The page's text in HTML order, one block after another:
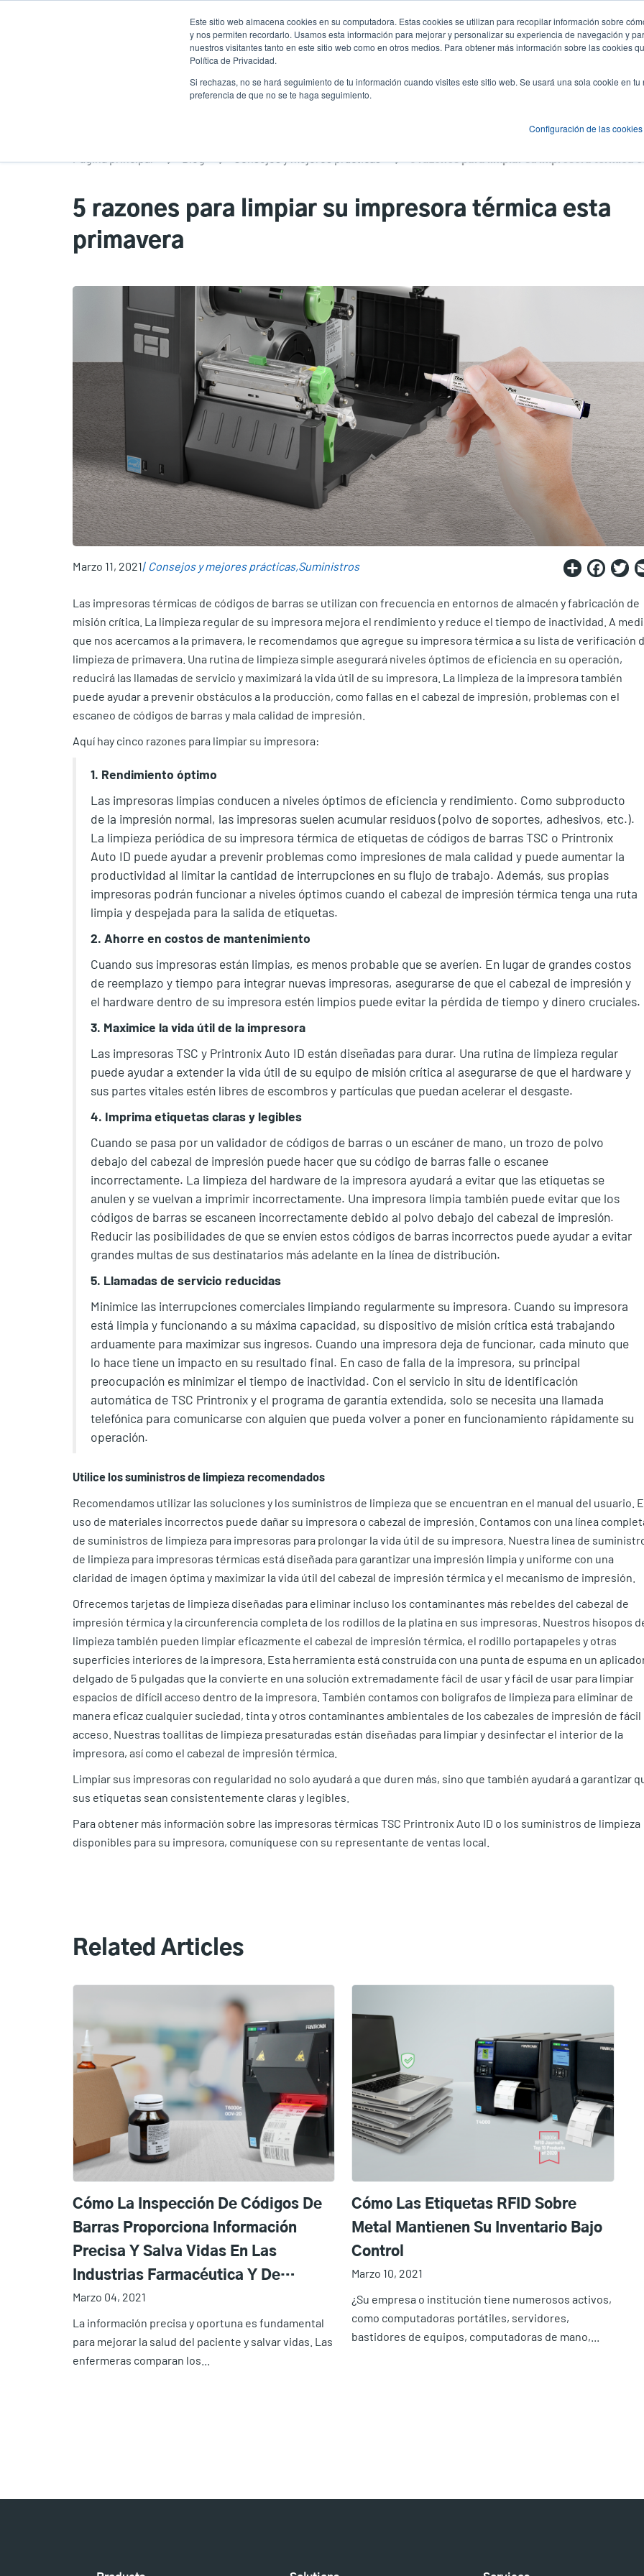
Este sitio web almacena cookies en su computadora. Estas cookies se utilizan para recopilar información sobre
y nos permiten recordarlo. Usamos esta información para mejorar y personalizar su experiencia de navegación y
nuestros visitantes tanto en este sitio web como en otros medios. Para obtener más información sobre las cookies
Política de Privacidad.
Si rechazas, no se hará seguimiento de tu información cuando visites este sitio web. Se usará una sola cookie en
preferencia de que no se te haga seguimiento.
Configuración de las cookies
User
Noticias y Eventos Empresa
Página principal Blog Consejos y mejores prácticas
5 razones para limpiar su impresora térmica esta
primavera
Marzo 11, 2021 Consejos y mejores prácticas Suministros Share
Las impresoras térmicas de códigos de barras se utilizan con frecuencia en entornos de almacén y fabricación de
misión crítica. La limpieza regular de su impresora mejora el rendimiento y reduce el tiempo de inactividad. A
que nos acercamos a la primavera, le recomendamos que agregue su impresora térmica a su lista de verificación
limpieza de primavera. Una rutina de limpieza simple asegurará niveles óptimos de eficiencia en su operación,
reducirá las llamadas de servicio y maximizará la vida útil de su impresora. La limpieza de la impresora también
puede ayudar a prevenir obstáculos a la producción, como fallas en el cabezal de impresión, problemas con el
escaneo de códigos de barras y mala calidad de impresión.
Aquí hay cinco razones para limpiar su impresora:
1. Rendimiento óptimo
Las impresoras limpias conducen a niveles óptimos de eficiencia y rendimiento. Como subproducto
de la impresión normal, las impresoras suelen acumular residuos (polvo de soportes, adhesivos, etc.).
La limpieza periódica de su impresora térmica de etiquetas de códigos de barras TSC o Printronix
Auto ID puede ayudar a prevenir problemas como impresiones de mala calidad y puede aumentar la
productividad al limitar la cantidad de interrupciones en su flujo de trabajo. Además, sus propias
impresoras podrán funcionar a niveles óptimos cuando el cabezal de impresión térmica tenga una ruta
limpia y despejada para la salida de etiquetas.
2. Ahorre en costos de mantenimiento
Cuando sus impresoras están limpias, es menos probable que se averíen. En lugar de grandes costos
de reemplazo y tiempo para integrar nuevas impresoras, asegurarse de que el cabezal de impresión y
el hardware dentro de su impresora estén limpios puede evitar la pérdida de tiempo y dinero cruciales.
3. Maximice la vida útil de la impresora
Las impresoras TSC y Printronix Auto ID están diseñadas para durar. Una rutina de limpieza regular
puede ayudar a extender la vida útil de su equipo de misión crítica al asegurarse de que el hardware y
sus partes vitales estén libres de escombros y partículas que puedan acelerar el desgaste.
4. Imprima etiquetas claras y legibles
Cuando se pasa por un validador de códigos de barras o un escáner de mano, un trozo de polvo
debajo del cabezal de impresión puede hacer que su código de barras falle o escanee
incorrectamente. La limpieza del hardware de la impresora ayudará a evitar que las etiquetas se
anulen y se vuelvan a imprimir incorrectamente. Una impresora limpia también puede evitar que los
códigos de barras se escaneen incorrectamente debido al polvo debajo del cabezal de impresión.
Reducir las posibilidades de que se envíen estos códigos de barras incorrectos puede ayudar a evitar
grandes multas de sus destinatarios más adelante en la línea de distribución.
5. Llamadas de servicio reducidas
Minimice las interrupciones comerciales limpiando regularmente su impresora. Cuando su impresora
está limpia y funcionando a su máxima capacidad, su dispositivo de misión crítica está trabajando
arduamente para maximizar sus ingresos. Cuando una impresora deja de funcionar, cada minuto que
lo hace tiene un impacto en su resultado final. En caso de falla de la impresora, su principal
preocupación es minimizar el tiempo de inactividad. Con el servicio in situ de identificación
automática de TSC Printronix y el programa de garantía extendida, solo se necesita una llamada
telefónica para comunicarse con alguien que pueda volver a poner en funcionamiento rápidamente su
operación.
Utilice los suministros de limpieza recomendados
Recomendamos utilizar las soluciones y los suministros de limpieza que se encuentran en el manual del usuario.
uso de materiales incorrectos puede dañar su impresora o cabezal de impresión. Contamos con una línea
de suministros de limpieza para impresoras para prolongar la vida útil de su impresora. Nuestra línea de
de limpieza para impresoras térmicas está diseñada para garantizar una impresión limpia y uniforme con una
claridad de imagen óptima y maximizar la vida útil del cabezal de impresión térmica y el mecanismo de impresión.
Ofrecemos tarjetas de limpieza diseñadas para eliminar incluso los contaminantes más rebeldes del cabezal de
impresión térmica y la circunferencia completa de los rodillos de la platina en sus impresoras. Nuestros hisopos
limpieza también pueden limpiar eficazmente el cabezal de impresión térmica, el rodillo portapapeles y otras
superficies interiores de la impresora. Esta herramienta está construida con una punta de espuma en un
delgado de 5 pulgadas que la convierte en una solución extremadamente fácil de usar y fácil de usar para limpiar
espacios de difícil acceso dentro de la impresora. También contamos con bolígrafos de limpieza para eliminar de
manera eficaz cualquier suciedad, tinta y otros contaminantes ambientales de los cabezales de impresión de fácil
acceso. Nuestras toallitas de limpieza presaturadas están diseñadas para limpiar y desinfectar el interior de la
impresora, así como el cabezal de impresión térmica.
Limpiar sus impresoras con regularidad no solo ayudará a que duren más, sino que también ayudará a garantizar
sus etiquetas sean consistentemente claras y legibles.
Para obtener más información sobre las impresoras térmicas TSC Printronix Auto ID o los suministros de limpieza
disponibles para su impresora, comuníquese con su representante de ventas local.
Related Articles
Cómo La Inspección De Códigos De
Barras Proporciona Información
Precisa Y Salva Vidas En Las
Industrias Farmacéutica Y De
Dispositivos Médicos
Marzo 04, 2021
La información precisa y oportuna es fundamental
para mejorar la salud del paciente y salvar vidas. Las
enfermeras comparan los...
Cómo Las Etiquetas RFID Sobre
Metal Mantienen Su Inventario Bajo
Control
Marzo 10, 2021
¿Su empresa o institución tiene numerosos activos,
como computadoras portátiles, servidores,
bastidores de equipos, computadoras de mano,...